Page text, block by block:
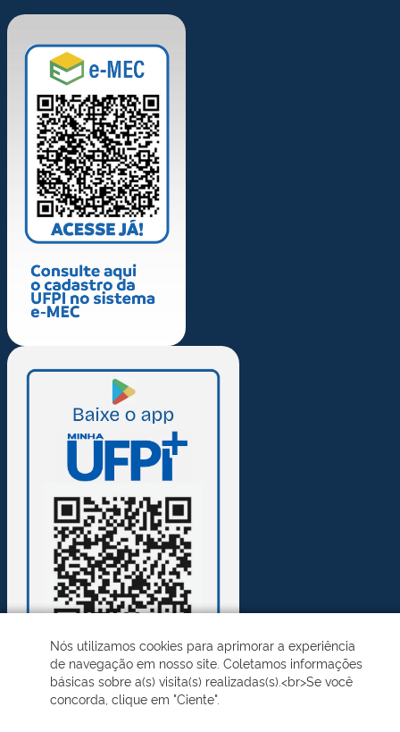
Nós utilizamos cookies para aprimorar a experiência
de navegação em nosso site. Coletamos informações
básicas sobre a(s) visita(s) realizadas(s).<br>Se você
concorda, clique em "Ciente".